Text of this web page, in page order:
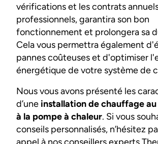
vérifications et les contrats
professionnels, garantira son bon
fonctionnement et prolongera sa
Cela vous permettra également
pannes coûteuses et d'optimiser
énergétique de votre système de
Nous vous avons présenté les
d’une installation de chauffage au
à la pompe à chaleur. Si vous
conseils personnalisés, n’hésitez